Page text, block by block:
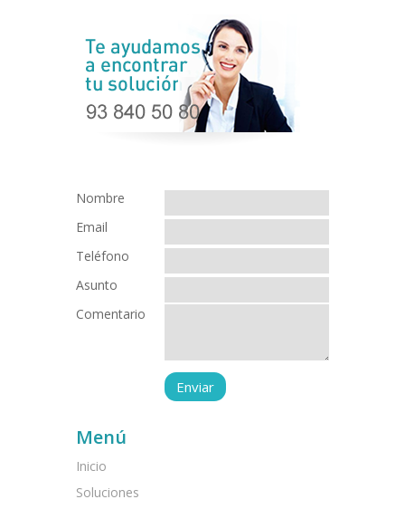
Nombre
Email
Teléfono
Asunto
Comentario
Menú
Inicio
Soluciones